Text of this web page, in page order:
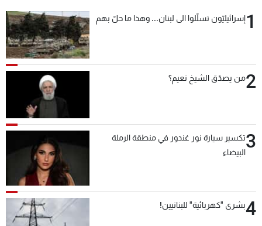
1إسرائيليّون تسلّلوا الى لبنان... وهذا ما حلّ بهم
2من يصدّق الشيخ نعيم؟
3تكسير سيارة نور غندور في منطقة الرملة
البيضاء
4بشرى "كهربائية" للبنانيين!